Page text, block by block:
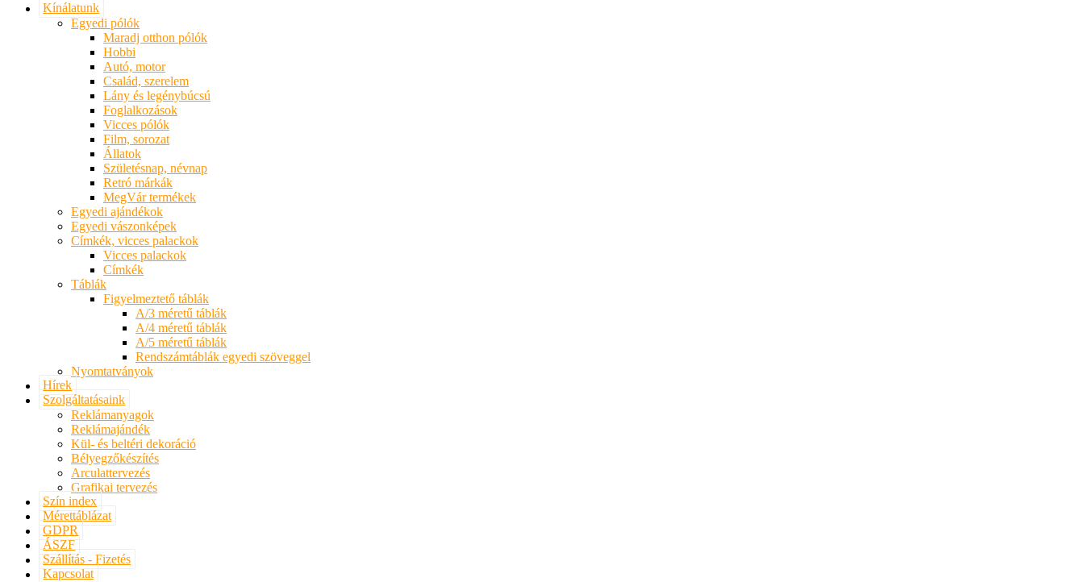
Kínálatunk
Egyedi pólók
Maradj otthon pólók
Hobbi
Autó, motor
Család, szerelem
Lány és legénybúcsú
Foglalkozások
Vicces pólók
Film, sorozat
Állatok
Születésnap, névnap
Retró márkák
MegVár termékek
Egyedi ajándékok
Egyedi vászonképek
Címkék, vicces palackok
Vicces palackok
Címkék
Táblák
Figyelmeztető táblák
A/3 méretű táblák
A/4 méretű táblák
A/5 méretű táblák
Rendszámtáblák egyedi szöveggel
Nyomtatványok
Hírek
Szolgáltatásaink
Reklámanyagok
Reklámajándék
Kül- és beltéri dekoráció
Bélyegzőkészítés
Arculattervezés
Grafikai tervezés
Szín index
Mérettáblázat
GDPR
ÁSZF
Szállítás - Fizetés
Kapcsolat